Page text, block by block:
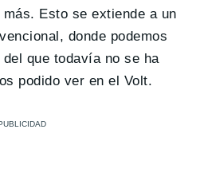
Esto se extiende a un
donde podemos
que todavía no se ha
podido ver en el Volt.